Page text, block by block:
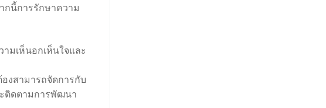
กนี้การรักษาความ
มเห็นอกเห็นใจและ
งสามารถจัดการกับ
ติดตามการพัฒนา